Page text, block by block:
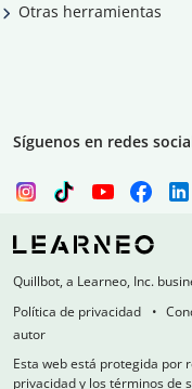
Otras herramientas
Síguenos en redes
Quillbot, a Learneo, Inc.
Política de privacidad
autor
Esta web está protegida por
privacidad y los términos de